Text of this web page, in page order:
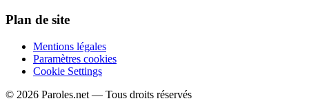
Plan de site
Mentions légales
Paramètres cookies
Cookie Settings
© 2026 Paroles.net — Tous droits réservés